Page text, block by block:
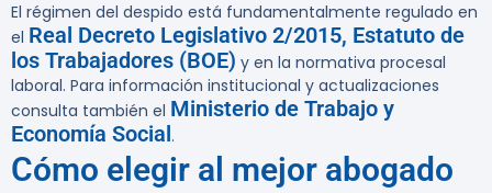
El régimen del despido está fundamentalmente regulado en
el Real Decreto Legislativo 2/2015, Estatuto de
los Trabajadores (BOE) y en la normativa procesal
laboral. Para información institucional y actualizaciones
consulta también el Ministerio de Trabajo y
Economía Social.
Cómo elegir al mejor abogado